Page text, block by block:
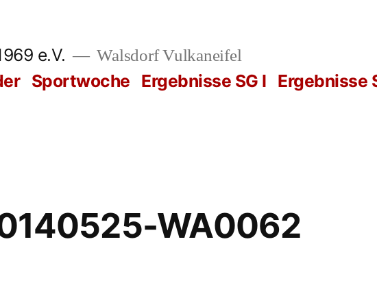
e.V. Walsdorf Vulkaneifel
Sportwoche Ergebnisse SG I Ergebnisse
WA0062